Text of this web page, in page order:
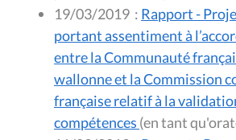
19/03/2019 : Rapport -
portant assentiment à
entre la Communauté
wallonne et la Commission
française relatif à la
compétences